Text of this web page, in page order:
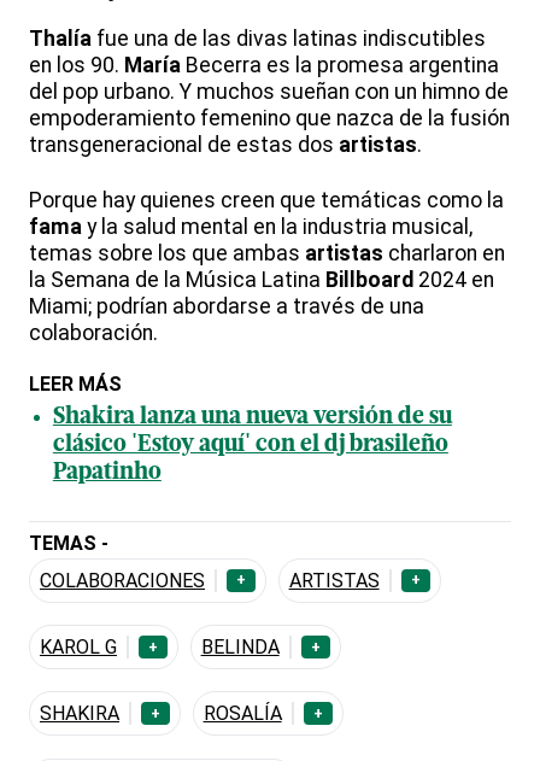
Thalía fue una de las divas latinas indiscutibles
en los 90. María Becerra es la promesa argentina
del pop urbano. Y muchos sueñan con un himno de
empoderamiento femenino que nazca de la fusión
transgeneracional de estas dos artistas.
Porque hay quienes creen que temáticas como la
fama y la salud mental en la industria musical,
temas sobre los que ambas artistas charlaron en
la Semana de la Música Latina Billboard 2024 en
Miami; podrían abordarse a través de una
colaboración.
LEER MÁS
Shakira lanza una nueva versión de su
clásico 'Estoy aquí' con el dj brasileño
Papatinho
TEMAS -
COLABORACIONES
+ ARTISTAS +
KAROL G + BELINDA +
SHAKIRA + ROSALÍA +